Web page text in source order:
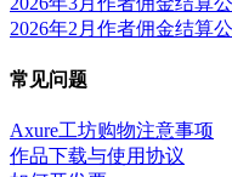
2026年2月作者佣金结算
常见问题
Axure工坊购物注意事项
作品下载与使用协议